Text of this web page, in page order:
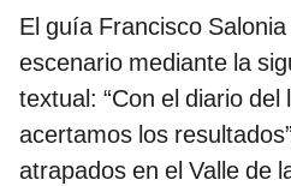
El guía Francisco
escenario mediante la
textual: “Con el diario del
acertamos los
atrapados en el Valle de